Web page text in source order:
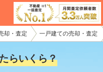
却・査定 一戸建ての売却・査定
らいくら？
様